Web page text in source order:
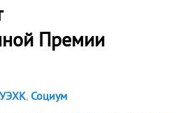
Премии
, Социум